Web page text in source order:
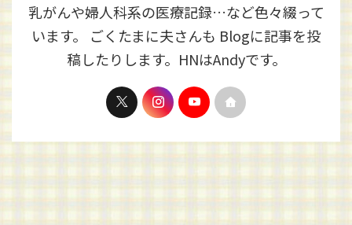
乳がんや婦人科系の医療記録…など色々綴って
います。 ごくたまに夫さんも Blogに記事を投
稿したりします。HNはAndyです。